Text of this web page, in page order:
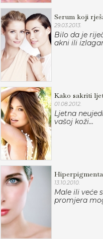
Serum koji
29.03.2013.
Bilo da je
akni ili
Kako sakriti
01.08.2012.
Ljetna
vašoj koži...
13.10.2010.
Male ili veće
promjera